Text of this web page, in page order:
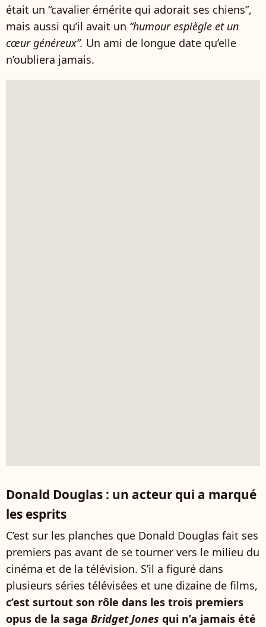
était un “cavalier émérite qui adorait ses chiens”,
mais aussi qu’il avait un “humour espiègle et un
cœur généreux”. Un ami de longue date qu’elle
n’oubliera jamais.
Donald Douglas : un acteur qui a marqué
les esprits
C’est sur les planches que Donald Douglas fait ses
premiers pas avant de se tourner vers le milieu du
cinéma et de la télévision. S’il a figuré dans
plusieurs séries télévisées et une dizaine de films,
c’est surtout son rôle dans les trois premiers
opus de la saga Bridget Jones qui n’a jamais été